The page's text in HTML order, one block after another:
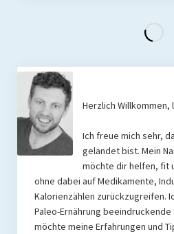
Herzlich Willkommen,
Ich freue mich sehr,
gelandet bist. Mein
möchte dir helfen, fit
ohne dabei auf Medikamente,
Kalorienzählen zurückzugreifen.
Paleo-Ernährung
möchte meine Erfahrungen und